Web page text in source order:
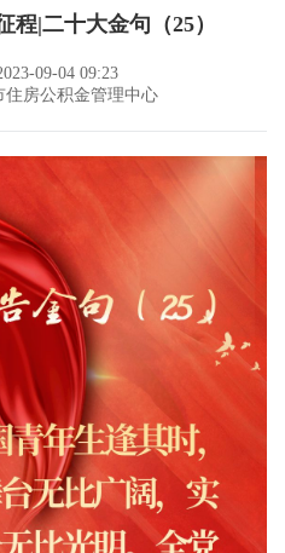
|二十大金句（25）
09-04 09:23
住房公积金管理中心